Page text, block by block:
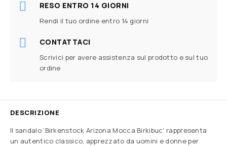
RESO ENTRO 14 GIORNI
Rendi il tuo ordine entro 14 giorni
CONTATTACI
Scrivici per avere assistenza sul prodotto e sul tuo
ordine
DESCRIZIONE
Il sandalo ‘Birkenstock Arizona Mocca Birkibuc’ rappresenta
un autentico classico, apprezzato da uomini e donne per